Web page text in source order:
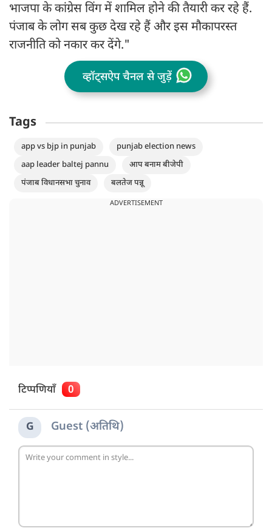
भाजपा के कांग्रेस विंग में शामिल होने की तैयारी कर रहे हैं.
पंजाब के लोग सब कुछ देख रहे हैं और इस मौकापरस्त
राजनीति को नकार कर देंगे."
व्हॉट्सऐप चैनल से जुड़ें
Tags
app vs bjp in punjab
punjab election news
aap leader baltej pannu
आप बनाम बीजेपी
पंजाब विधानसभा चुनाव
बलतेज पन्नू
ADVERTISEMENT
टिप्पणियाँ 0
G Guest (अतिथि)